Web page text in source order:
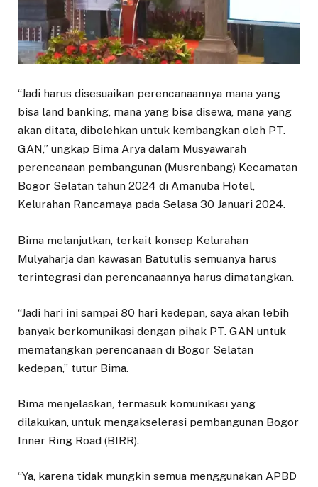
“Jadi harus disesuaikan perencanaannya mana yang
bisa land banking, mana yang bisa disewa, mana yang
akan ditata, dibolehkan untuk kembangkan oleh PT.
GAN,” ungkap Bima Arya dalam Musyawarah
perencanaan pembangunan (Musrenbang) Kecamatan
Bogor Selatan tahun 2024 di Amanuba Hotel,
Kelurahan Rancamaya pada Selasa 30 Januari 2024.
Bima melanjutkan, terkait konsep Kelurahan
Mulyaharja dan kawasan Batutulis semuanya harus
terintegrasi dan perencanaannya harus dimatangkan.
“Jadi hari ini sampai 80 hari kedepan, saya akan lebih
banyak berkomunikasi dengan pihak PT. GAN untuk
mematangkan perencanaan di Bogor Selatan
kedepan,” tutur Bima.
Bima menjelaskan, termasuk komunikasi yang
dilakukan, untuk mengakselerasi pembangunan Bogor
Inner Ring Road (BIRR).
“Ya, karena tidak mungkin semua menggunakan APBD